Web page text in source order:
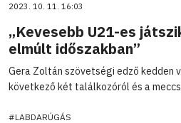
2023. 10. 11. 16:03
„Kevesebb U21-es
elmúlt időszakban”
Gera Zoltán szövetségi edző kedden
következő két találkozóról és a
#LABDARÚGÁS